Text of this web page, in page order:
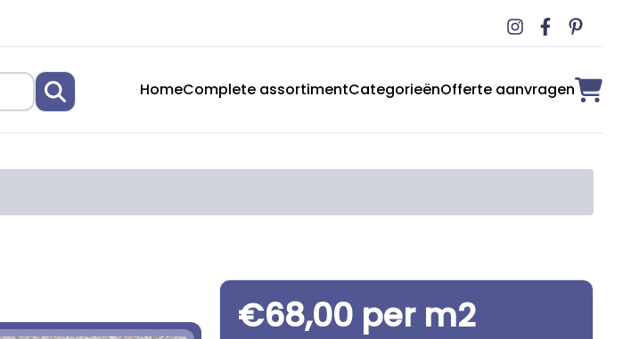
HomeComplete assortimentCategorieënOfferte aanvragen
€68,00 per m2